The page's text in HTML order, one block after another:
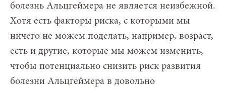
болезнь Альцгеймера не является неизбежной.
Хотя есть факторы риска, с которыми мы
ничего не можем поделать, например, возраст,
есть и другие, которые мы можем изменить,
чтобы потенциально снизить риск развития
болезни Альцгеймера в довольно